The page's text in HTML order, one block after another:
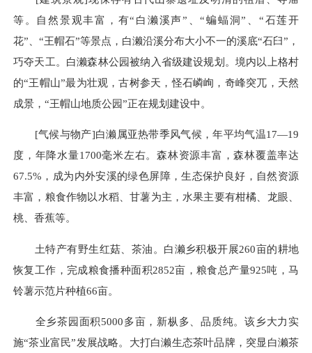
等。自然景观丰富，有“白濑溪声”、“蝙蝠洞”、“石莲开
花”、“王帽石”等景点，白濑沿溪分布大小不一的溪底“石臼”，
巧夺天工。白濑森林公园被纳入省级建设规划。境内以上格村
的“王帽山”最为壮观，古树参天，怪石嶙峋，奇峰突兀，天然
成景，“王帽山地质公园”正在规划建设中。
[气候与物产]白濑属亚热带季风气候，年平均气温17—19
度，年降水量1700毫米左右。森林资源丰富，森林覆盖率达
67.5%，成为内外安溪的绿色屏障，生态保护良好，自然资源
丰富，粮食作物以水稻、甘薯为主，水果主要有柑橘、龙眼、
桃、香蕉等。
土特产有野生红菇、茶油。白濑乡积极开展260亩的耕地
恢复工作，完成粮食播种面积2852亩，粮食总产量925吨，马
铃薯示范片种植66亩。
全乡茶园面积5000多亩，新枞多、品质纯。该乡大力实
施“茶业富民”发展战略。大打白濑生态茶叶品牌，突显白濑茶